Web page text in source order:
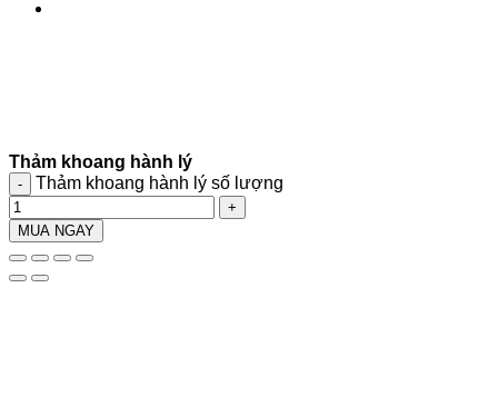
Thảm khoang hành lý
Thảm khoang hành lý số lượng
MUA NGAY